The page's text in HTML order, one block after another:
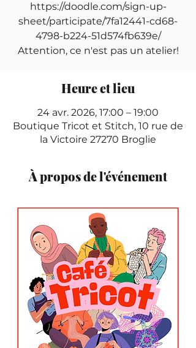
https://doodle.com/sign-up-
sheet/participate/7fa12441-cd68-
4798-b224-51d574fb639e/
Attention, ce n'est pas un atelier!
Heure et lieu
24 avr. 2026, 17:00 – 19:00
Boutique Tricot et Stitch, 10 rue de
la Victoire 27270 Broglie
À propos de l'événement